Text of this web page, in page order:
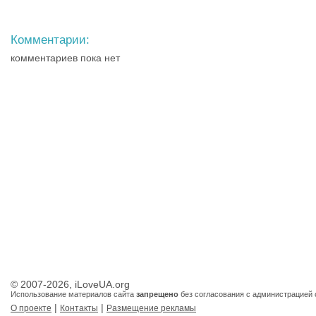
Комментарии:
комментариев пока нет
© 2007-2026, iLoveUA.org
Использование материалов сайта запрещено без согласования с администрацией
О проекте | Контакты | Размещение рекламы